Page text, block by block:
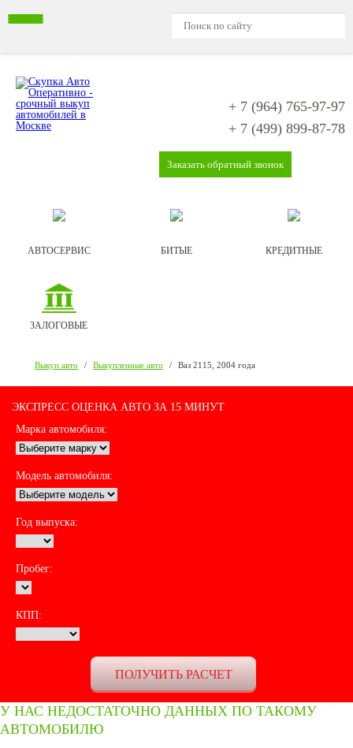
+ 7 (964) 765-97-97
+ 7 (499) 899-87-78
Заказать обратный звонок
АВТОСЕРВИС БИТЫЕ КРЕДИТНЫЕ
ЗАЛОГОВЫЕ
Выкуп авто / Выкупленные авто / Ваз 2115, 2004 года
ЭКСПРЕСС ОЦЕНКА АВТО ЗА 15 МИНУТ
Марка автомобиля:
Модель автомобиля:
Год выпуска:
Пробег:
КПП:
У НАС НЕДОСТАТОЧНО ДАННЫХ ПО ТАКОМУ
АВТОМОБИЛЮ